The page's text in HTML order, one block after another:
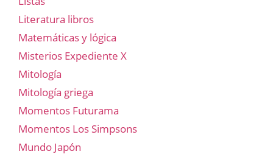
Literatura libros
Matemáticas y lógica
Misterios Expediente X
Mitología
Mitología griega
Momentos Futurama
Momentos Los Simpsons
Mundo Japón